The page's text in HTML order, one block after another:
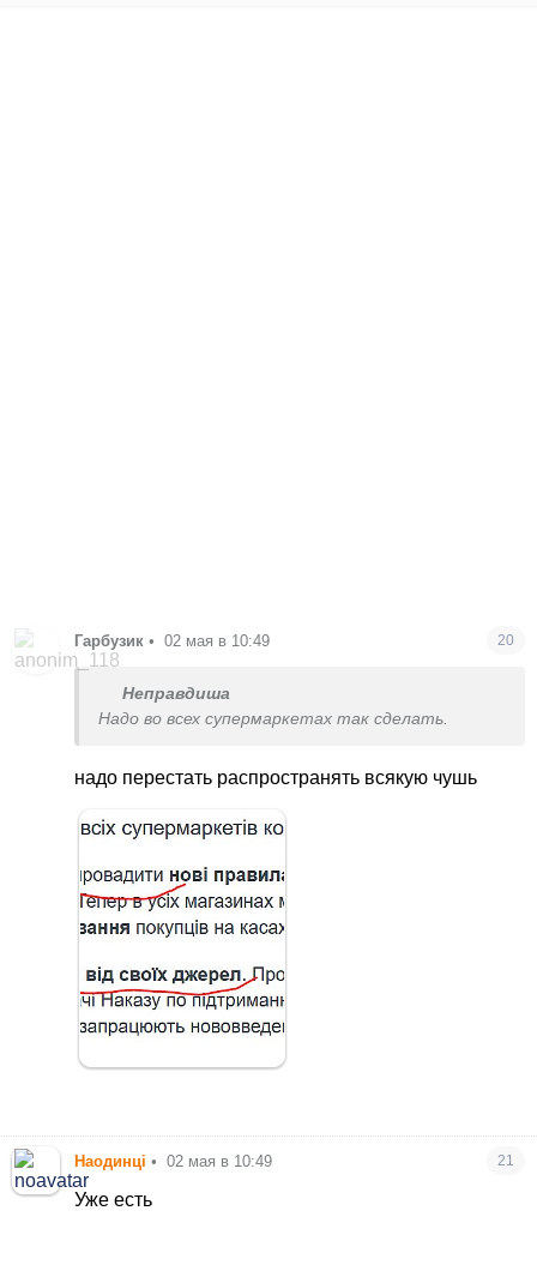
Гарбузик • 02 мая в 10:49 20
Неправдиша
Надо во всех супермаркетах так сделать.
надо перестать распространять всякую чушь
Наодинцi • 02 мая в 10:49 21
Уже есть